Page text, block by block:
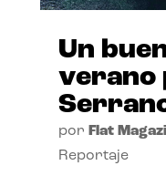
Un
verano
por Flat
Reportaje